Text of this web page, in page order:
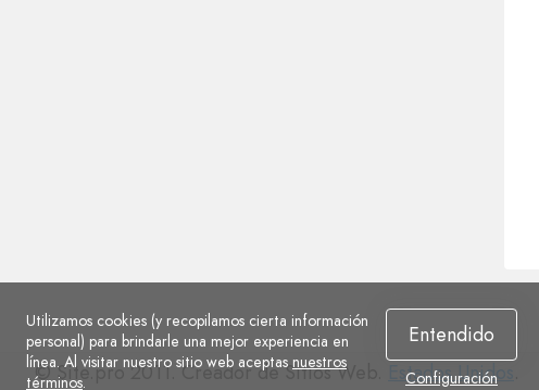
© Site.pro 2011. Creador de Sitios Web. Estados Unidos
Utilizamos cookies (y recopilamos cierta información
personal) para brindarle una mejor experiencia en
línea. Al visitar nuestro sitio web aceptas nuestros
términos.
Entendido
Configuración